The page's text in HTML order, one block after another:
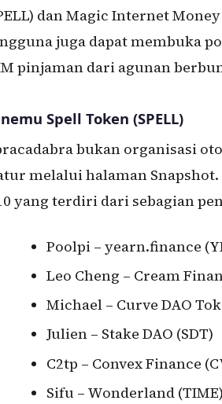
dan Magic Internet
juga dapat membuka
pinjaman dari agunan
Spell Token (SPELL)
bukan organisasi
melalui halaman
yang terdiri dari sebagian
Poolpi – yearn.finance
Leo Cheng – Cream
Michael – Curve DAO
Julien – Stake DAO (SDT)
C2tp – Convex Finance
Sifu – Wonderland (TIME)